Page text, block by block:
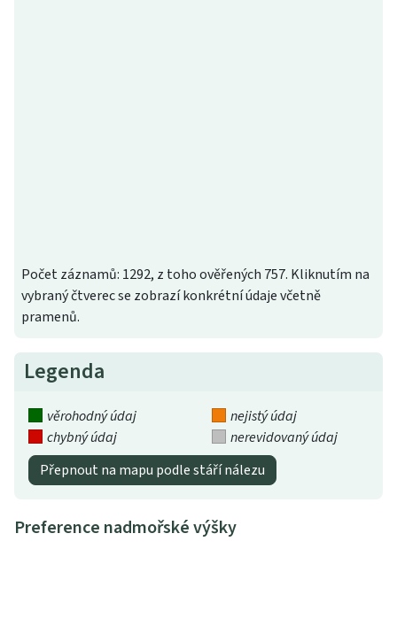
Počet záznamů: 1292, z toho ověřených 757. Kliknutím na
vybraný čtverec se zobrazí konkrétní údaje včetně
pramenů.
Legenda
věrohodný údaj
nejistý údaj
chybný údaj
nerevidovaný údaj
Přepnout na mapu podle stáří nálezu
Preference nadmořské výšky